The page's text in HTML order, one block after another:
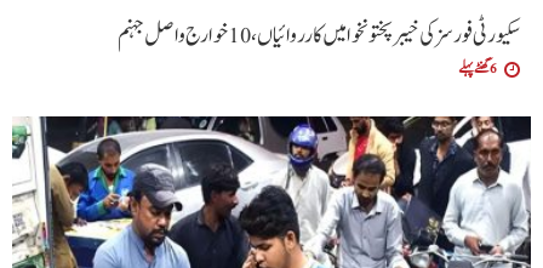
سکیورٹی فورسز کی خیبرپختونخوا میں کارروائیاں،10 خوارج واصل جہنم
6 گھنٹے پہلے